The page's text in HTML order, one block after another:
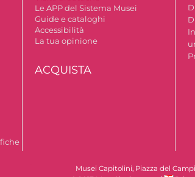
Le APP del Sistema Musei
Guide e cataloghi
Accessibilità
La tua opinione
ACQUISTA
Musei Capitolini, Piazza del